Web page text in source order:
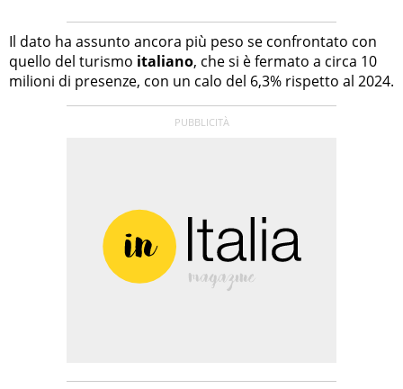
Il dato ha assunto ancora più peso se confrontato con
quello del turismo italiano, che si è fermato a circa 10
milioni di presenze, con un calo del 6,3% rispetto al 2024.